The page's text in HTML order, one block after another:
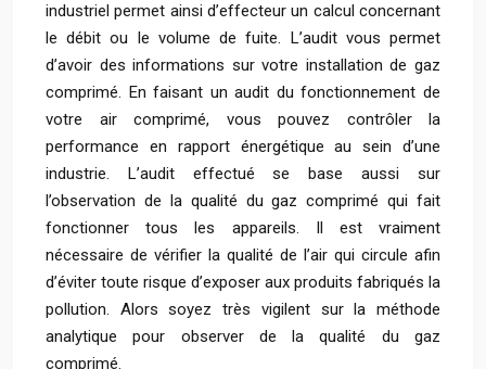
industriel permet ainsi d’effecteur un calcul concernant
le débit ou le volume de fuite. L’audit vous permet
d’avoir des informations sur votre installation de gaz
comprimé. En faisant un audit du fonctionnement de
votre air comprimé, vous pouvez contrôler la
performance en rapport énergétique au sein d’une
industrie. L’audit effectué se base aussi sur
l’observation de la qualité du gaz comprimé qui fait
fonctionner tous les appareils. Il est vraiment
nécessaire de vérifier la qualité de l’air qui circule afin
d’éviter toute risque d’exposer aux produits fabriqués la
pollution. Alors soyez très vigilent sur la méthode
analytique pour observer de la qualité du gaz
comprimé.